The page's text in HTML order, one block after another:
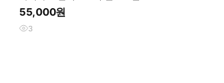
55,000원
3